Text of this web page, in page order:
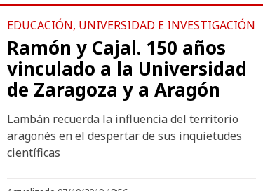
EDUCACIÓN, UNIVERSIDAD E INVESTIGACIÓN
Ramón y Cajal. 150 años
vinculado a la Universidad
de Zaragoza y a Aragón
Lambán recuerda la influencia del territorio
aragonés en el despertar de sus inquietudes
científicas